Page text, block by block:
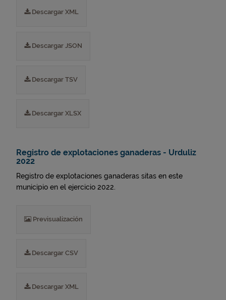
Descargar XML
Descargar JSON
Descargar TSV
Descargar XLSX
Registro de explotaciones ganaderas - Urduliz
2022
Registro de explotaciones ganaderas sitas en este
municipio en el ejercicio 2022.
Previsualización
Descargar CSV
Descargar XML